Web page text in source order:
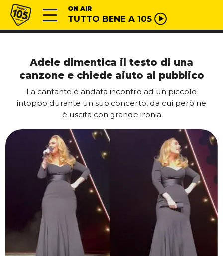
Vai al contenuto
Radio 105 ON AIR
TUTTO BENE A 105
Adele dimentica il testo di una
canzone e chiede aiuto al pubblico
La cantante è andata incontro ad un piccolo
intoppo durante un suo concerto, da cui però ne
è uscita con grande ironia